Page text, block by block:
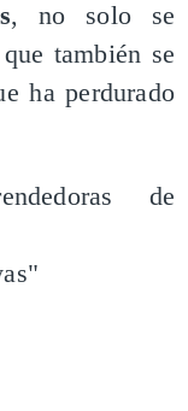
, no solo se
también se
ha perdurado
de